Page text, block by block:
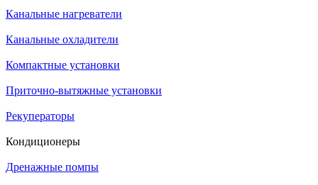
Канальные нагреватели
Канальные охладители
Компактные установки
Приточно-вытяжные установки
Рекуператоры
Кондиционеры
Дренажные помпы